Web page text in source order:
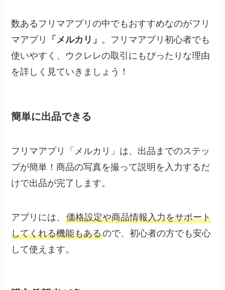
数あるフリマアプリの中でもおすすめなのがフリ
マアプリ
「メルカリ」 。フリマアプリ初心者でも
使いやすく、ウクレレの取引にもぴったりな理由
を詳しく見ていきましょう！
簡単に出品できる
フリマアプリ「メルカリ」は、出品までのステッ
プが簡単！商品の写真を撮って説明を入力するだ
けで出品が完了します。
アプリには、価格設定や商品情報入力をサポート
してくれる機能もあるので、初心者の方でも安心
して使えます。